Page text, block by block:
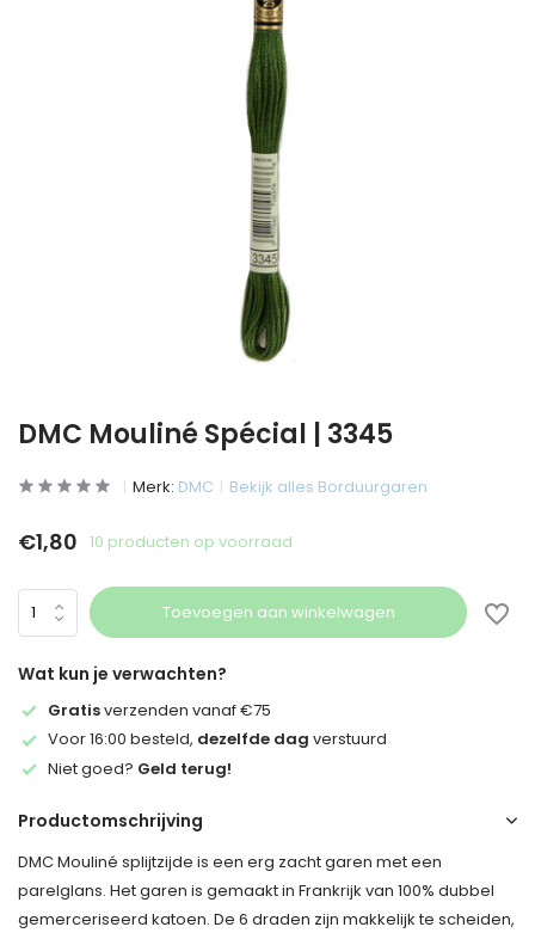
DMC Mouliné Spécial | 3345
Merk: DMC Bekijk alles Borduurgaren
€1,80 10 producten op voorraad
Toevoegen aan winkelwagen
Wat kun je verwachten?
Gratisverzenden vanaf €75
Voor 16:00 besteld, dezelfde dag verstuurd
Niet goed? Geld terug!
Productomschrijving
DMC Mouliné splijtzijde is een erg zacht garen met een
parelglans. Het garen is gemaakt in Frankrijk van 100% dubbel
gemerceriseerd katoen. De 6 draden zijn makkelijk te scheiden,